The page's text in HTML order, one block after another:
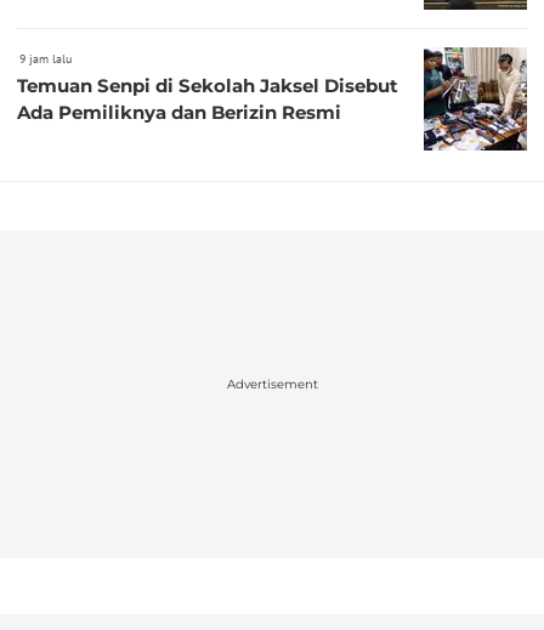
9 jam lalu
Temuan Senpi di Sekolah Jaksel Disebut
Ada Pemiliknya dan Berizin Resmi
Advertisement